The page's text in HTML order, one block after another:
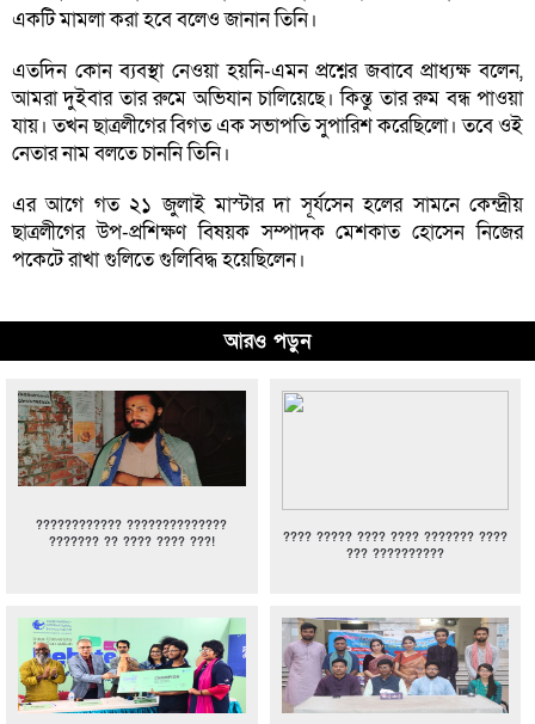
একটি মামলা করা হবে বলেও জানান তিনি।
এতদিন কোন ব্যবস্থা নেওয়া হয়নি-এমন প্রশ্নের জবাবে প্রাধ্যক্ষ বলেন,
আমরা দুইবার তার রুমে অভিযান চালিয়েছে। কিন্তু তার রুম বন্ধ পাওয়া
যায়। তখন ছাত্রলীগের বিগত এক সভাপতি সুপারিশ করেছিলো। তবে ওই
নেতার নাম বলতে চাননি তিনি।
এর আগে গত ২১ জুলাই মাস্টার দা সূর্যসেন হলের সামনে কেন্দ্রীয়
ছাত্রলীগের উপ-প্রশিক্ষণ বিষয়ক সম্পাদক মেশকাত হোসেন নিজের
পকেটে রাখা গুলিতে গুলিবিদ্ধ হয়েছিলেন।
আরও পড়ুন
???????????? ??????????????
??????? ?? ???? ???? ???!
???? ????? ???? ???? ??????? ????
??? ??????????